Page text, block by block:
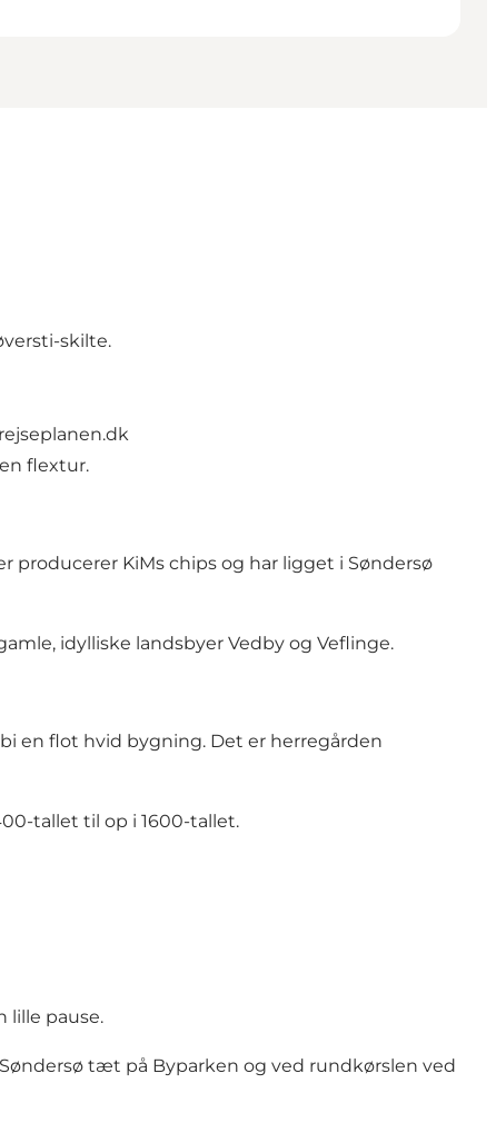
skilte.
flextur.
producerer KiMs chips og har ligget i Søndersø
idylliske landsbyer Vedby og Veflinge.
en flot hvid bygning. Det er herregården
tallet til op i 1600-tallet.
lille pause.
tæt på Byparken og ved rundkørslen ved